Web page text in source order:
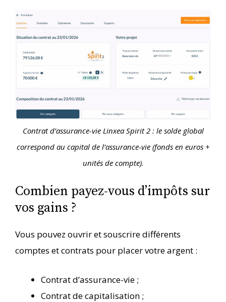
Contrat d’assurance-vie Linxea Spirit 2 : le solde global
correspond au capital de l’assurance-vie (fonds en euros +
unités de compte).
Combien payez-vous d’impôts sur
vos gains ?
Vous pouvez ouvrir et souscrire différents
comptes et contrats pour placer votre argent :
Contrat d’assurance-vie ;
Contrat de capitalisation ;